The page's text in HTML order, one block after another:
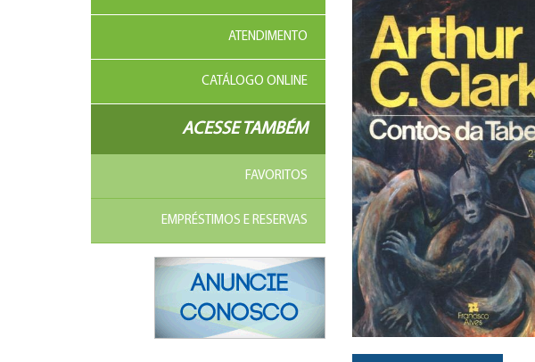
ATENDIMENTO
CATÁLOGO ONLINE
ACESSE TAMBÉM
FAVORITOS
EMPRÉSTIMOS E RESERVAS